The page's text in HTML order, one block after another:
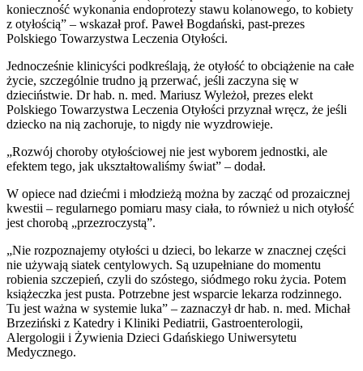
konieczność wykonania endoprotezy stawu kolanowego, to kobiety
z otyłością” – wskazał prof. Paweł Bogdański, past-prezes
Polskiego Towarzystwa Leczenia Otyłości.
Jednocześnie klinicyści podkreślają, że otyłość to obciążenie na całe
życie, szczególnie trudno ją przerwać, jeśli zaczyna się w
dzieciństwie. Dr hab. n. med. Mariusz Wyleżoł, prezes elekt
Polskiego Towarzystwa Leczenia Otyłości przyznał wręcz, że jeśli
dziecko na nią zachoruje, to nigdy nie wyzdrowieje.
„Rozwój choroby otyłościowej nie jest wyborem jednostki, ale
efektem tego, jak ukształtowaliśmy świat” – dodał.
W opiece nad dziećmi i młodzieżą można by zacząć od prozaicznej
kwestii – regularnego pomiaru masy ciała, to również u nich otyłość
jest chorobą „przezroczystą”.
„Nie rozpoznajemy otyłości u dzieci, bo lekarze w znacznej części
nie używają siatek centylowych. Są uzupełniane do momentu
robienia szczepień, czyli do szóstego, siódmego roku życia. Potem
książeczka jest pusta. Potrzebne jest wsparcie lekarza rodzinnego.
Tu jest ważna w systemie luka” – zaznaczył dr hab. n. med. Michał
Brzeziński z Katedry i Kliniki Pediatrii, Gastroenterologii,
Alergologii i Żywienia Dzieci Gdańskiego Uniwersytetu
Medycznego.